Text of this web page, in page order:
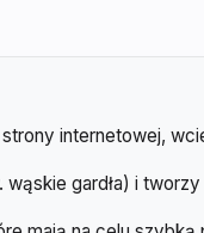
internetowej,
gardła) i